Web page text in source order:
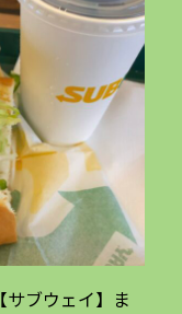
ブウェイ】ま